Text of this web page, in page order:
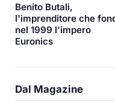
Benito Butali,
l'imprenditore che
nel 1999 l'impero
Euronics
Dal Magazine